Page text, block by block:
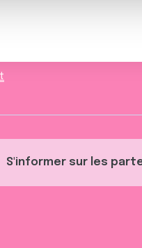
S'informer sur les